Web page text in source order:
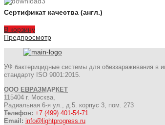
Сертификат качества (англ.)
В корзину
Предпросмотр
УФ бактерицидные системы для обеззараживания в
стандарту ISO 9001:2015.
ООО ЕВРАЗМАРКЕТ
115404 г. Москва,
Радиальная 6-я ул., д.5. корпус 3, пом. 273
Телефон: +7 (499) 401-54-71
Email: info@lightprogress.ru